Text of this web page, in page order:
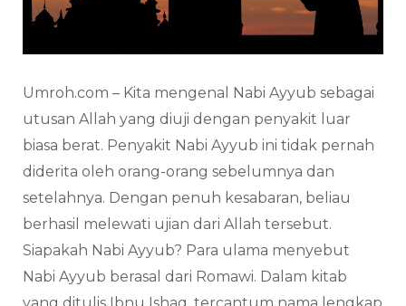
Umroh.com – Kita mengenal Nabi Ayyub sebagai
utusan Allah yang diuji dengan penyakit luar
biasa berat. Penyakit Nabi Ayyub ini tidak pernah
diderita oleh orang-orang sebelumnya dan
setelahnya. Dengan penuh kesabaran, beliau
berhasil melewati ujian dari Allah tersebut.
Siapakah Nabi Ayyub? Para ulama menyebut
Nabi Ayyub berasal dari Romawi. Dalam kitab
yang ditulis Ibnu Ishaq, tercantum nama lengkap